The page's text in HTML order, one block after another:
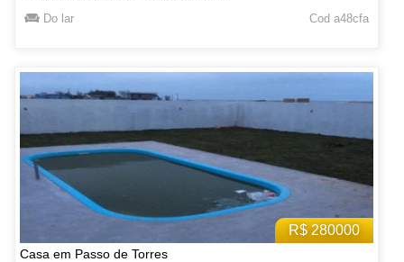
Do lar Cod a48cfa
R$ 280000
Casa em Passo de Torres